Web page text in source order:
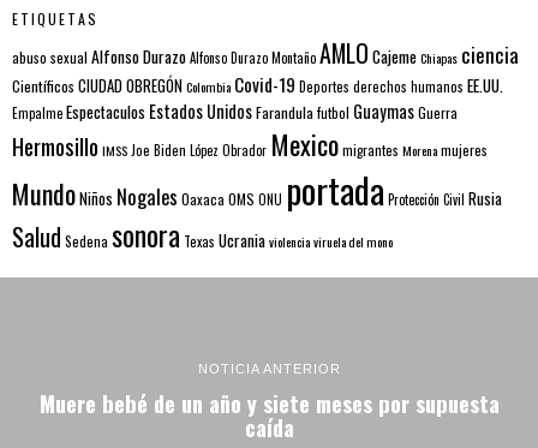
ETIQUETAS
abuso sexual Alfonso DurazoAlfonso Durazo MontañoAMLO CajemeChiapas ciencia
Científicos CIUDAD OBREGÓNColombia Covid-19 Deportes derechos humanos EE.UU.
EmpalmeEspectaculos Estados UnidosFarandulafutbol GuaymasGuerra
Hermosillo IMSSJoe Biden López Obrador Mexicomigrantes Morenamujeres
MundoNiños Nogales Oaxaca OMS ONU portada Protección Civil Rusia
Salud Sedena sonora Texas Ucraniaviolenciaviruela del mono
NOTICIA ANTERIOR
Muere bebé de un año y siete meses por supuesta
caída